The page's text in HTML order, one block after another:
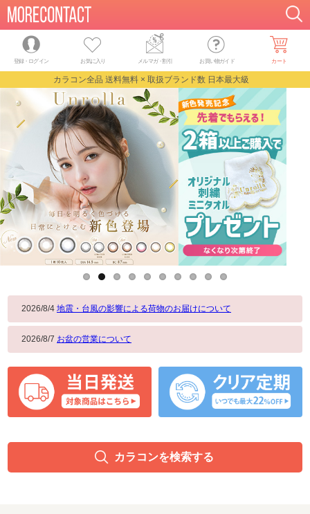
登録・ログイン お気に入り メルマガ・割引 お買い物ガイド カート
カラコン全品 送料無料 × 取扱ブランド数 日本最大級
2026/8/4 地震・台風の影響による荷物のお届けについて
2026/8/7 お盆の営業について
カラコンを検索する